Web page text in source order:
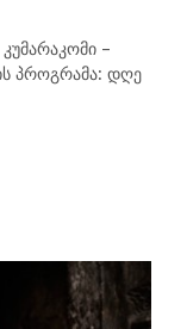
–
პროგრამა: დღე